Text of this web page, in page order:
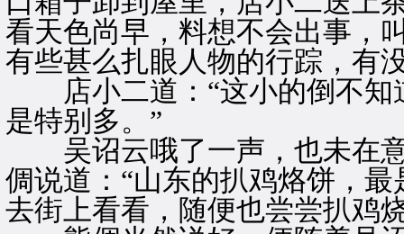
看天色尚早，料想不会出事，
有些甚么扎眼人物的行踪，有
店小二道：“这小的倒不知
是特别多。”
吴诏云哦了一声，也未在意
倜说道：“山东的扒鸡烙饼，
去街上看看，随便也尝尝扒鸡